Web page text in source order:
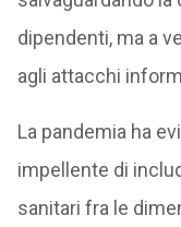
dipendenti, ma a
agli attacchi
La pandemia ha
impellente di
sanitari fra le